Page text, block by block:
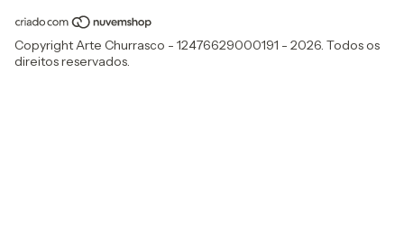
Copyright Arte Churrasco - 12476629000191 - 2026. Todos os
direitos reservados.